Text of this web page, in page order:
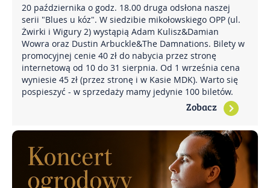
20 października o godz. 18.00 druga odsłona naszej
serii "Blues u kóz". W siedzibie mikołowskiego OPP (ul.
Żwirki i Wigury 2) wystąpią Adam Kulisz&Damian
Wowra oraz Dustin Arbuckle&The Damnations. Bilety w
promocyjnej cenie 40 zł do nabycia przez stronę
internetową od 10 do 31 sierpnia. Od 1 września cena
wyniesie 45 zł (przez stronę i w Kasie MDK). Warto się
pospieszyć - w sprzedaży mamy jedynie 100 biletów.
Zobacz